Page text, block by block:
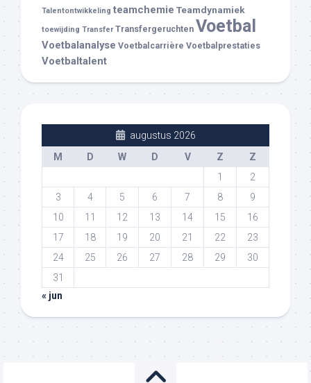
Talentontwikkeling teamchemie Teamdynamiek
toewijding Transfer Transfergeruchten Voetbal
Voetbalanalyse Voetbalcarrière Voetbalprestaties
Voetbaltalent
augustus 2026
M
D W D V Z
Z
1
2
3
4 5 6 7 8
9
10
11 12 13 14 15
16
17
18 19 20 21 22
23
24
25 26 27 28 29
30
31
« jun